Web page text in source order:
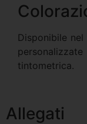
Disponibile
tintometrica.
Allegati